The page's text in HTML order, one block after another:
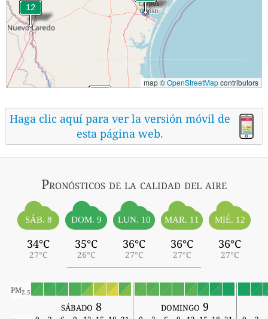
map ©OpenStreetMapcontributors
Haga clic aquí para ver la versión móvil de
esta página web.
Pronósticos de la calidad del aire
SÁB. 8
34°C
27°C
DOM. 9
35°C
26°C
LUN. 10
36°C
27°C
MAR. 11
36°C
27°C
MIÉ. 12
36°C
27°C
PM2.5
sábado 8 domingo 9